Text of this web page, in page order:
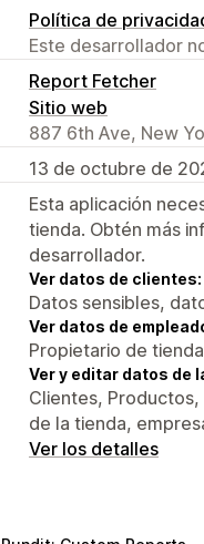
Política de
Este desarrollador
Report Fetcher
Sitio web
887 6th Ave, New
13 de octubre de
Esta aplicación
tienda. Obtén más
desarrollador.
Ver datos de clientes:
Datos sensibles,
Ver datos de
Propietario de
Ver y editar datos de
Clientes,
de la tienda,
Ver los detalles